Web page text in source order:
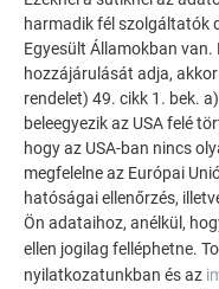
panelenként = 10 db
9 db. (nagyméretű
enként
harmadik fél szolgáltatók
Egyesült Államokban
hozzájárulását adja,
rendelet) 49. cikk 1. bek.
beleegyezik az USA felé
hogy az USA-ban nincs
megfelelne az Európai
hatóságai ellenőrzés,
Ön adataihoz, anélkül,
ellen jogilag felléphetne.
nyilatkozatunkban és az